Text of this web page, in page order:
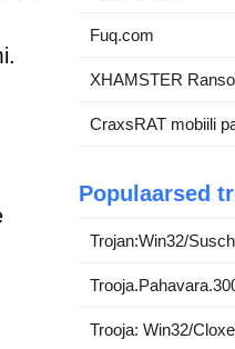
Fuq.com
XHAMSTER
CraxsRAT mobiili
Populaarsed
Trojan:Win32/
Trooja: Win32/